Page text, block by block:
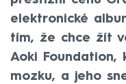
elektronické
tím, že chce žít
Aoki Foundation,
mozku, a jeho